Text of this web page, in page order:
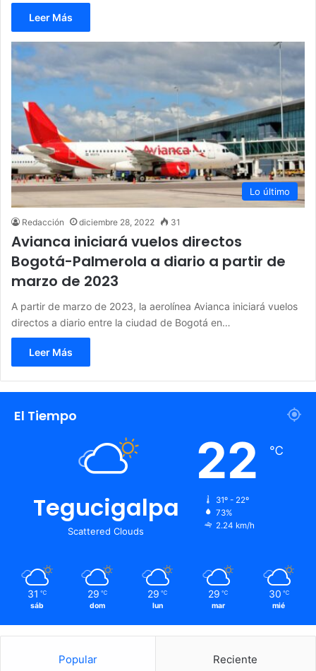
Leer Más
Lo último
Redacción diciembre 28, 2022 31
Avianca iniciará vuelos directos
Bogotá-Palmerola a diario a partir de
marzo de 2023
A partir de marzo de 2023, la aerolínea Avianca iniciará vuelos
directos a diario entre la ciudad de Bogotá en…
Leer Más
El Tiempo
Tegucigalpa
Scattered Clouds
22 ℃
31º - 22º
73%
2.24 km/h
31 ℃
sáb
29 ℃
dom
29 ℃
lun
29 ℃
mar
30 ℃
mié
Popular Reciente